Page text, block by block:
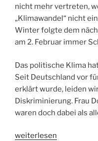
nicht mehr vertreten,
„Klimawandel“ nicht
Winter folgte dem
am 2. Februar immer
Das politische Klima
Seit Deutschland vor
erklärt wurde, leiden
Diskriminierung. Frau
waren doch dabei als
„Au
weiterlesen